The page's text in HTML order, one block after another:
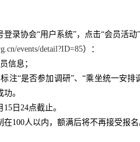
登录协会“用户系统”，点击“会员活动
events/detail?ID=85）：
信息；
注“是否参加调研”、“乘坐统一安
。
日24点截止。
在100人以内，额满后将不再接受报名